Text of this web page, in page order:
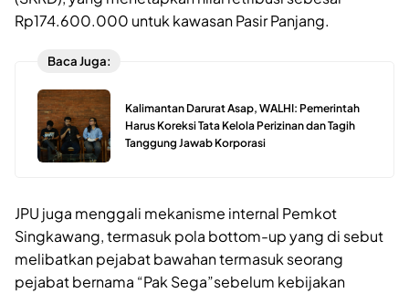
Rp174.600.000 untuk kawasan Pasir Panjang.
Baca Juga:
Kalimantan Darurat Asap, WALHI: Pemerintah
Harus Koreksi Tata Kelola Perizinan dan Tagih
Tanggung Jawab Korporasi
JPU juga menggali mekanisme internal Pemkot
Singkawang, termasuk pola bottom-up yang di sebut
melibatkan pejabat bawahan termasuk seorang
pejabat bernama “Pak Sega”sebelum kebijakan